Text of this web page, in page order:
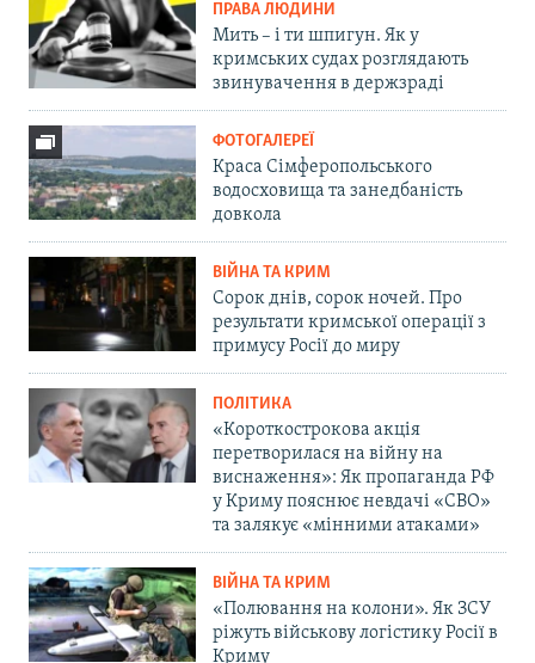
ПРАВА ЛЮДИНИ
Мить – і ти шпигун. Як у
кримських судах розглядають
звинувачення в держзраді
ФОТОГАЛЕРЕЇ
Краса Сімферопольського
водосховища та занедбаність
довкола
ВІЙНА ТА КРИМ
Сорок днів, сорок ночей. Про
результати кримської операції з
примусу Росії до миру
ПОЛІТИКА
«Короткострокова акція
перетворилася на війну на
виснаження»: Як пропаганда РФ
у Криму пояснює невдачі «СВО»
та залякує «мінними атаками»
ВІЙНА ТА КРИМ
«Полювання на колони». Як ЗСУ
ріжуть військову логістику Росії в
Криму